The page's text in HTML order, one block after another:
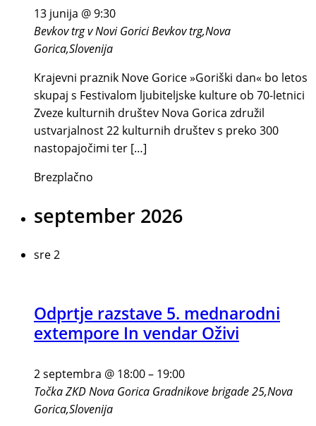
13 junija @ 9:30
Bevkov trg v Novi GoriciBevkov trg,Nova
Gorica,Slovenija
Krajevni praznik Nove Gorice »Goriški dan« bo letos
skupaj s Festivalom ljubiteljske kulture ob 70-letnici
Zveze kulturnih društev Nova Gorica združil
ustvarjalnost 22 kulturnih društev s preko 300
nastopajočimi ter […]
Brezplačno
september 2026
sre2
Odprtje razstave 5. mednarodni
extempore In vendar Oživi
2 septembra @ 18:00– 19:00
Točka ZKD Nova Gorica Gradnikove brigade 25,Nova
Gorica,Slovenija